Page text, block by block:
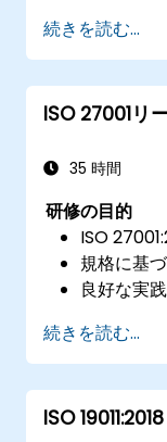
容を定義で
ISO
（例：
る
続きを読む...
ISO 27001リ
35 時間
研修の目的
ISO
規格に基
良好な実
続きを読む...
ISO